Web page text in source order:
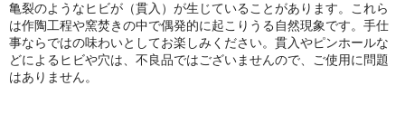
亀裂のようなヒビが（貫入）が生じていることがあります。これら
は作陶工程や窯焚きの中で偶発的に起こりうる自然現象です。手仕
事ならではの味わいとしてお楽しみください。貫入やピンホールな
どによるヒビや穴は、不良品ではございませんので、ご使用に問題
はありません。